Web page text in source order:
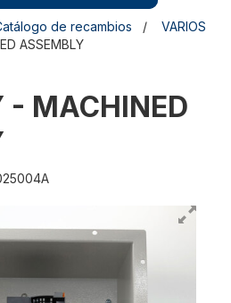
de recambios
VARIOS
ASSEMBLY
- MACHINED